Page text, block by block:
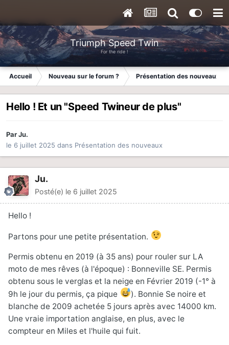
Triumph Speed Twin
For the ride !
Accueil Nouveau sur le forum ? Présentation des nouveaux
Hello ! Et un "Speed Twineur de plus"
ParJu.
le 6 juillet 2025 dans Présentation des nouveaux
Ju.
Posté(e) le 6 juillet 2025
Hello !
Partons pour une petite présentation.
Permis obtenu en 2019 (à 35 ans) pour rouler sur LA
moto de mes rêves (à l'époque) : Bonneville SE. Permis
obtenu sous le verglas et la neige en Février 2019 (-1° à
9h le jour du permis, ça pique
). Bonnie Se noire et
blanche de 2009 achetée 5 jours après avec 14000 km.
Une vraie importation anglaise, en plus, avec le
compteur en Miles et l'huile qui fuit.